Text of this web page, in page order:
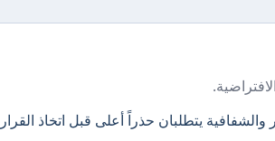
يتطلبان حذراً أعلى قبل اتخاذ